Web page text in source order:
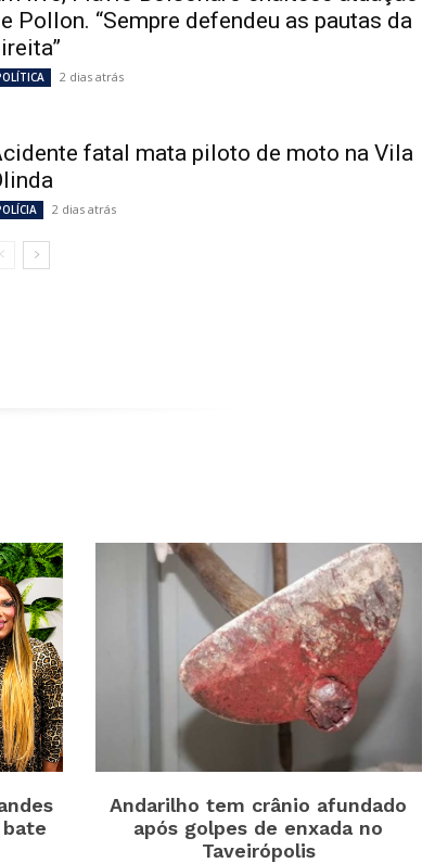
Pollon. “Sempre defendeu as pautas da
2 dias atrás
fatal mata piloto de moto na Vila
2 dias atrás
Andarilho tem crânio afundado
após golpes de enxada no
Taveirópolis